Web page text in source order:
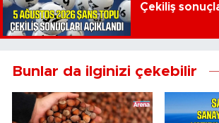
Çekiliş
Bunlar da ilginizi çekebilir